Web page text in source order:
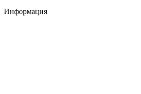
Информация